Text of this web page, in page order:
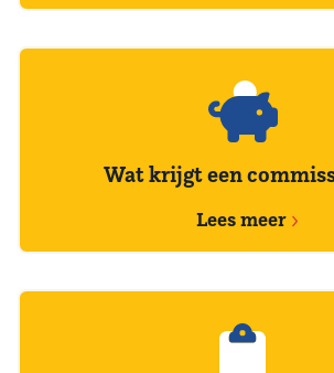
Wat krijgt een
Lees meer